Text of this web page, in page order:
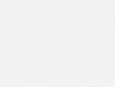
мышцы) и нейроны
подвержены
и размножения
Когда они
сердце и мозг,
Авторы исследования
точками